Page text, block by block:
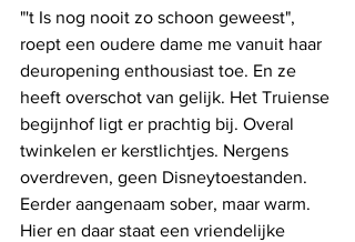
"'t Is nog nooit zo schoon geweest",
roept een oudere dame me vanuit haar
deuropening enthousiast toe. En ze
heeft overschot van gelijk. Het Truiense
begijnhof ligt er prachtig bij. Overal
twinkelen er kerstlichtjes. Nergens
overdreven, geen Disneytoestanden.
Eerder aangenaam sober, maar warm.
Hier en daar staat een vriendelijke